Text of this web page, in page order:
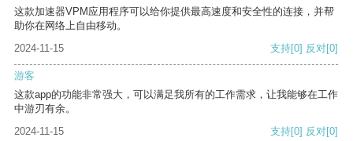
这款加速器VPM应用程序可以给你提供最高速度和安全性的连接，并帮
助你在网络上自由移动。
2024-11-15
支持[0] 反对[0]
游客
这款app的功能非常强大，可以满足我所有的工作需求，让我能够在工作
中游刃有余。
2024-11-15
支持[0] 反对[0]